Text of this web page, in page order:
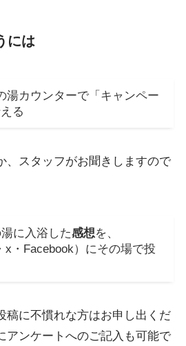
には
カウンターで「キャンペー
る
、スタッフがお聞きしますので
に入浴した感想を、
x・Facebook）にその場で投
稿に不慣れな方はお申し出くだ
アンケートへのご記入も可能で